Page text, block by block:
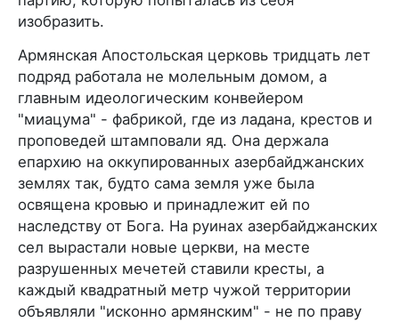
изобразить.
Армянская Апостольская церковь тридцать лет
подряд работала не молельным домом, а
главным идеологическим конвейером
"миацума" - фабрикой, где из ладана, крестов и
проповедей штамповали яд. Она держала
епархию на оккупированных азербайджанских
землях так, будто сама земля уже была
освящена кровью и принадлежит ей по
наследству от Бога. На руинах азербайджанских
сел вырастали новые церкви, на месте
разрушенных мечетей ставили кресты, а
каждый квадратный метр чужой территории
объявляли "исконно армянским" - не по праву